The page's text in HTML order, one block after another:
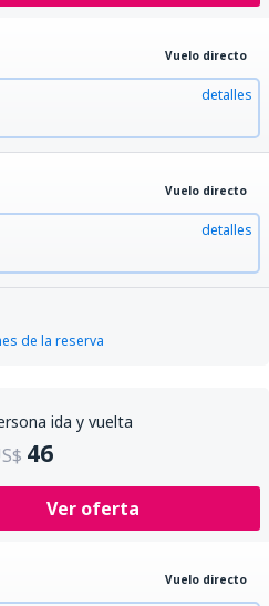
Vuelo directo
detalles
Vuelo directo
detalles
de la reserva
ida y vuelta
46
Ver oferta
Vuelo directo